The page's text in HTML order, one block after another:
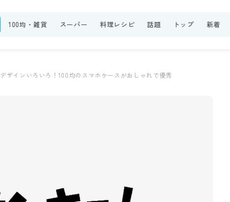
100均・雑貨 スーパー 料理レシピ 話題 トップ 新着
デザインいろいろ！100均のスマホケースがおしゃれで優秀